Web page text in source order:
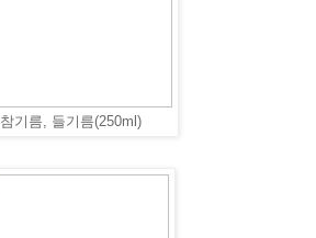
참기름, 들기름(250ml)